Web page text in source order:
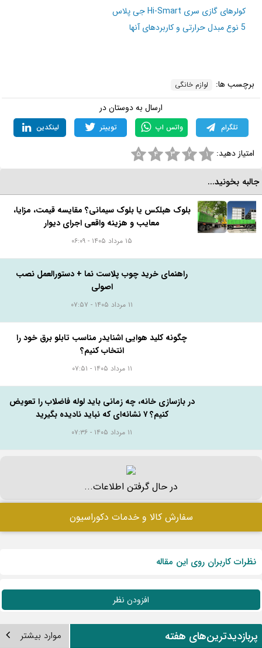
کولرهای گازی سری Hi-Smart جی پلاس
برچسب ها: لوازم خانگی
ارسال به دوستان در
تلگرام واتس اپ توییتر لینکدین
امتیاز دهید: ۱ ۲ ۳ ۴ ۵
بخونید...
بلوک هبلکس یا بلوک سیمانی؟ مقایسه قیمت، مزایا،
معایب و هزینه واقعی اجرای دیوار
۱۵ مرداد ۱۴۰۵ - ۰۶:۰۹
راهنمای خرید چوب پلاست نما + دستورالعمل نصب
اصولی
چگونه کلید هوایی اشنایدر مناسب تابلو برق خود را
انتخاب کنیم؟
در بازسازی خانه، چه زمانی باید لوله فاضلاب را تعویض
کنیم؟ ۷ نشانه‌ای که نباید نادیده بگیرید
در حال گرفتن اطلاعات...
سفارش کالا و خدمات دکوراسیون
نظرات کاربران روی این مقاله
افزودن نظر
هفته موارد بیشتر